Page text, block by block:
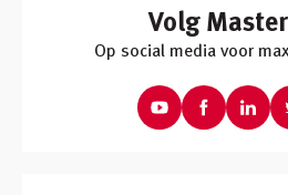
Volg
Op social media voor